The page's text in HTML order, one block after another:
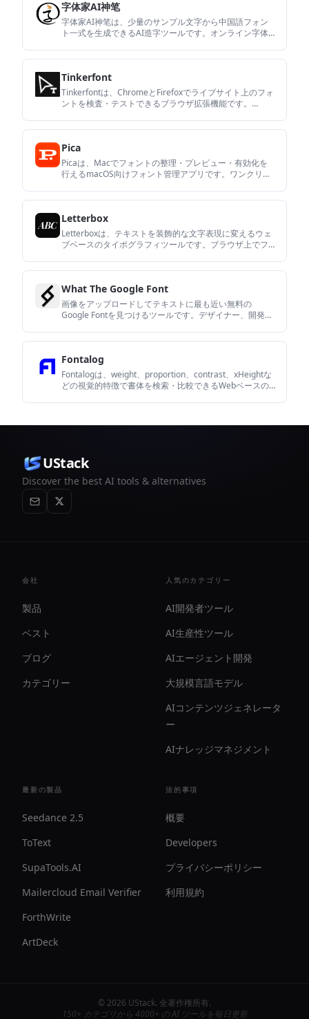
字体家AI神笔
字体家AI神笔は、少量のサンプル文字から中国語フォン
ト一式を生成できるAI造字ツールです。オンライン字体
Tinkerfont
Tinkerfontは、ChromeとFirefoxでライブサイト上のフォ
ントを検査・テストできるブラウザ拡張機能です。
Pica
Picaは、Macでフォントの整理・プレビュー・有効化を
行えるmacOS向けフォント管理アプリです。ワンクリッ
Letterbox
Letterboxは、テキストを装飾的な文字表現に変えるウェ
ブベースのタイポグラフィツールです。ブラウザ上でフ
What The Google Font
画像をアップロードしてテキストに最も近い無料の
Google Fontを見つけるツールです。デザイナー、開発
Fontalog
Fontalogは、weight、proportion、contrast、xHeightな
どの視覚的特徴で書体を検索・比較できるWebベースの
UStack
Discover the best AI tools & alternatives
会社
製品
ベスト
ブログ
カテゴリー
人気のカテゴリー
AI開発者ツール
AI生産性ツール
AIエージェント開発
大規模言語モデル
AIコンテンツジェネレータ
ー
AIナレッジマネジメント
最新の製品
Seedance 2.5
ToText
SupaTools.AI
Mailercloud Email Verifier
ForthWrite
ArtDeck
法的事項
概要
Developers
プライバシーポリシー
利用規約
© 2026 UStack. 全著作権所有.
150+ カテゴリから 4000+ の AI ツールを毎日更新